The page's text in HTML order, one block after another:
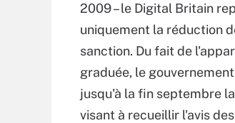
2009 – le Digital Britain
uniquement la réduction
sanction. Du fait de
graduée, le
jusqu'à la fin septembre
visant à recueillir l'avis